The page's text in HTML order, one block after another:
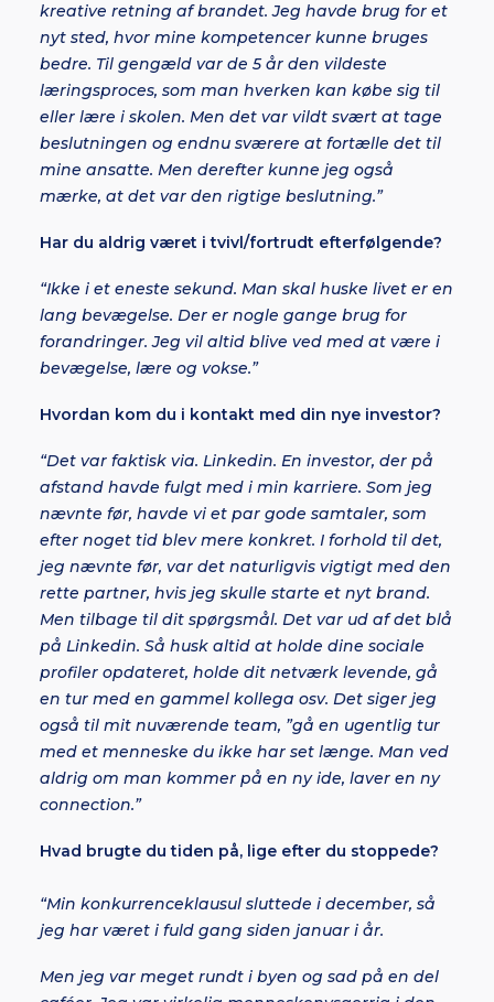
kreative retning af brandet. Jeg havde brug for et
nyt sted, hvor mine kompetencer kunne bruges
bedre. Til gengæld var de 5 år den vildeste
læringsproces, som man hverken kan købe sig til
eller lære i skolen. Men det var vildt svært at tage
beslutningen og endnu sværere at fortælle det til
mine ansatte. Men derefter kunne jeg også
mærke, at det var den rigtige beslutning.”
Har du aldrig været i tvivl/fortrudt efterfølgende?
“Ikke i et eneste sekund. Man skal huske livet er en
lang bevægelse. Der er nogle gange brug for
forandringer. Jeg vil altid blive ved med at være i
bevægelse, lære og vokse.”
Hvordan kom du i kontakt med din nye investor?
“Det var faktisk via. Linkedin. En investor, der på
afstand havde fulgt med i min karriere. Som jeg
nævnte før, havde vi et par gode samtaler, som
efter noget tid blev mere konkret. I forhold til det,
jeg nævnte før, var det naturligvis vigtigt med den
rette partner, hvis jeg skulle starte et nyt brand.
Men tilbage til dit spørgsmål. Det var ud af det blå
på Linkedin. Så husk altid at holde dine sociale
profiler opdateret, holde dit netværk levende, gå
en tur med en gammel kollega osv. Det siger jeg
også til mit nuværende team, ”gå en ugentlig tur
med et menneske du ikke har set længe. Man ved
aldrig om man kommer på en ny ide, laver en ny
connection.”
Hvad brugte du tiden på, lige efter du stoppede?
“Min konkurrenceklausul sluttede i december, så
jeg har været i fuld gang siden januar i år.
Men jeg var meget rundt i byen og sad på en del